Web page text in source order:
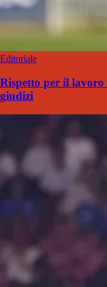
Editoriale
Rispetto per il
giudizi